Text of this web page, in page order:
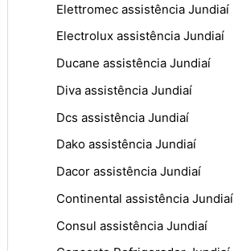
Elettromec assistência Jundiaí
Electrolux assistência Jundiaí
Ducane assistência Jundiaí
Diva assistência Jundiaí
Dcs assistência Jundiaí
Dako assistência Jundiaí
Dacor assistência Jundiaí
Continental assistência Jundiaí
Consul assistência Jundiaí